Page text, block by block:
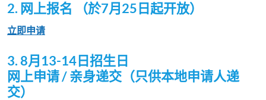
2. 网上报名 （於7月25日起开放）
立即申请
3. 8月13-14日招生日​
网上申请 / 亲身递交（只供本地申请人递
交）